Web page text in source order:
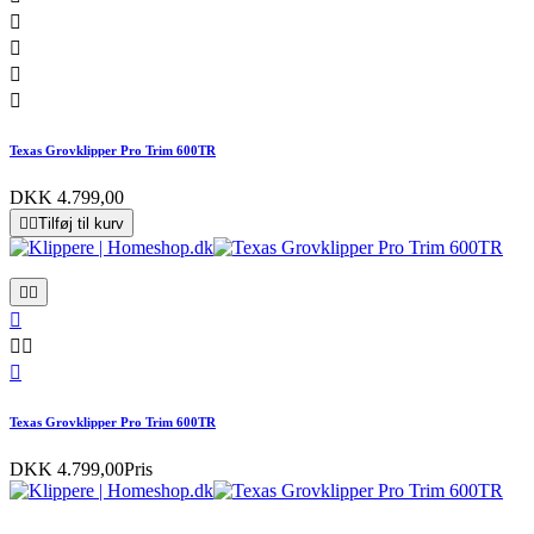




Texas Grovklipper Pro Trim 600TR
DKK 4.799,00
 Tilføj til kurv
 

 

Texas Grovklipper Pro Trim 600TR
DKK 4.799,00Pris